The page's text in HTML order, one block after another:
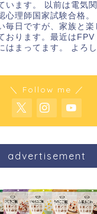
います。 以前は電気
心理師国家試験合格
毎日ですが、家族と楽
おります。最近はFPV
はまってます。 よろ
＼ Follow me ／
advertisement